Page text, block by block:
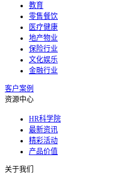
教育
零售餐饮
医疗健康
地产物业
保险行业
文化娱乐
金融行业
客户案例
资源中心
HR科学院
最新资讯
精彩活动
产品价值
关于我们